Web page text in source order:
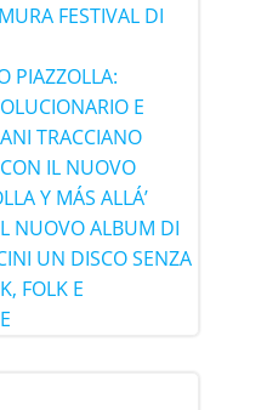
FESTIVAL DI
PIAZZOLLA:
E
TRACCIANO
IL NUOVO
Y MÁS ALLÁ’
NUOVO ALBUM DI
UN DISCO SENZA
FOLK E